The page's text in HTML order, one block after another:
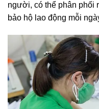
người, có thể phân phối
bảo hộ lao động mỗi